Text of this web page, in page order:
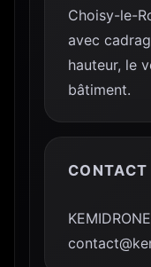
Choisy-le-
avec
hauteur, le
bâtiment.
CONTACT